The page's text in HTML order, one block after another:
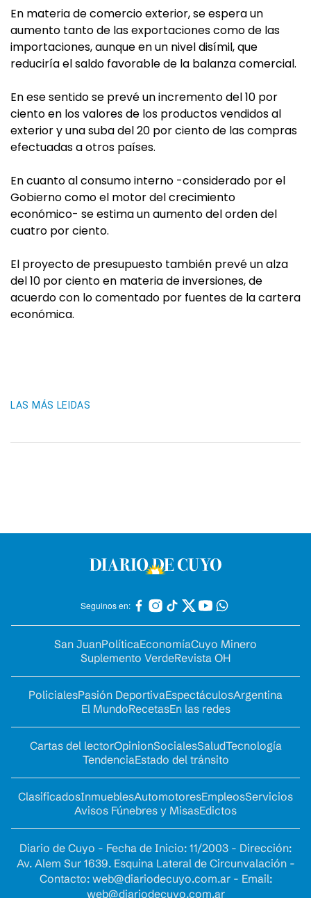
En materia de comercio exterior, se espera un
aumento tanto de las exportaciones como de las
importaciones, aunque en un nivel disímil, que
reduciría el saldo favorable de la balanza comercial.
En ese sentido se prevé un incremento del 10 por
ciento en los valores de los productos vendidos al
exterior y una suba del 20 por ciento de las compras
efectuadas a otros países.
En cuanto al consumo interno -considerado por el
Gobierno como el motor del crecimiento
económico- se estima un aumento del orden del
cuatro por ciento.
El proyecto de presupuesto también prevé un alza
del 10 por ciento en materia de inversiones, de
acuerdo con lo comentado por fuentes de la cartera
económica.
LAS MÁS LEIDAS
Seguinos en:
San JuanPolíticaEconomíaCuyo Minero
Suplemento VerdeRevista OH
PolicialesPasión DeportivaEspectáculosArgentina
El MundoRecetasEn las redes
Cartas del lectorOpinionSocialesSaludTecnología
TendenciaEstado del tránsito
ClasificadosInmueblesAutomotoresEmpleosServicios
Avisos Fúnebres y MisasEdictos
Diario de Cuyo - Fecha de Inicio: 11/2003 - Dirección:
Av. Alem Sur 1639. Esquina Lateral de Circunvalación -
Contacto: web@diariodecuyo.com.ar- Email:
web@diariodecuyo.com.ar